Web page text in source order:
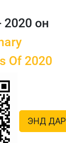
2020 он
Of 2020
ЭНД ДАР